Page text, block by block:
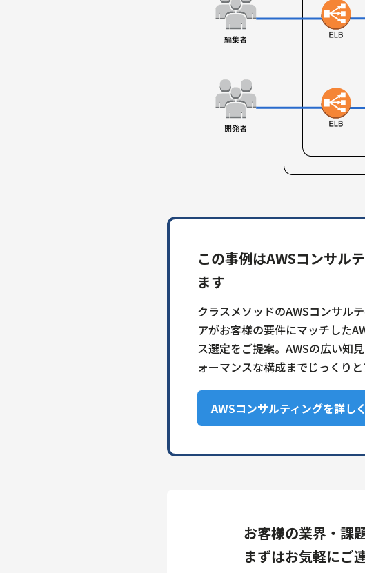
この事例はAWSコンサル
ます
クラスメソッドのAWSコンサル
アがお客様の要件にマッチした
ス選定をご提案。AWSの広い知
ォーマンスな構成までじっくりと
AWSコンサルティングを詳し
お客様の業界・課
まずはお気軽にご